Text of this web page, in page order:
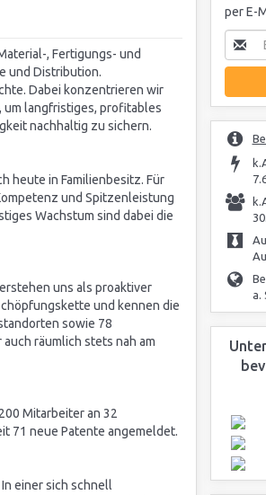
, Fertigungs- und
und Distribution.
Dabei konzentrieren wir
um langfristiges, profitables
nachhaltig zu sichern.
heute in Familienbesitz. Für
und Spitzenleistung
Wachstum sind dabei die
uns als proaktiver
und kennen die
sowie 78
räumlich stets nah am
Mitarbeiter an 32
71 neue Patente angemeldet.
einer sich schnell
per E-
a.